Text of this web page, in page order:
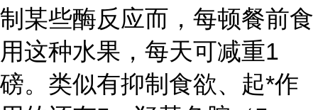
制某些酶反应而，每顿餐前食
用这种水果，每天可减重1
磅。类似有抑制食欲、起*作